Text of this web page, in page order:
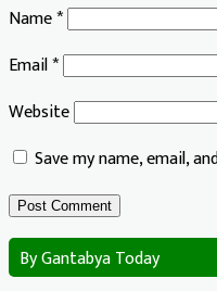
Name*
Email*
Website
Save my name, email,
By Gantabya Today